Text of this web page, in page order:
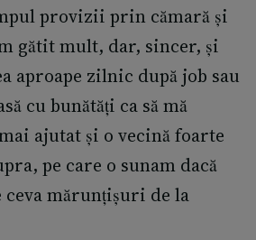
provizii prin cămară și
gătit mult, dar, sincer, și
aproape zilnic după job sau
cu bunătăți ca să mă
ajutat și o vecină foarte
pe care o sunam dacă
ceva mărunțișuri de la